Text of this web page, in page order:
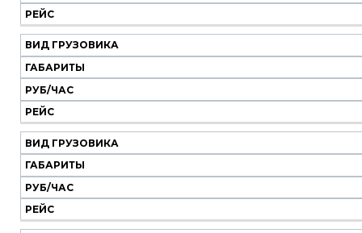
РЕЙС
ВИД ГРУЗОВИКА
ГАБАРИТЫ
РУБ/ЧАС
РЕЙС
ВИД ГРУЗОВИКА
ГАБАРИТЫ
РУБ/ЧАС
РЕЙС